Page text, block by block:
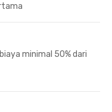
minimal 50% dari